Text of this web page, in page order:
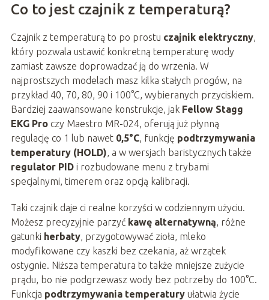
Co to jest czajnik z temperaturą?
Czajnik z temperaturą to po prostu czajnik elektryczny,
który pozwala ustawić konkretną temperaturę wody
zamiast zawsze doprowadzać ją do wrzenia. W
najprostszych modelach masz kilka stałych progów, na
przykład 40, 70, 80, 90 i 100°C, wybieranych przyciskiem.
Bardziej zaawansowane konstrukcje, jak Fellow Stagg
EKG Proczy Maestro MR-024, oferują już płynną
regulację co 1 lub nawet 0,5°C, funkcję podtrzymywania
temperatury (HOLD) , a w wersjach baristycznych także
regulator PIDi rozbudowane menu z trybami
specjalnymi, timerem oraz opcją kalibracji.
Taki czajnik daje ci realne korzyści w codziennym użyciu.
Możesz precyzyjnie parzyć kawę alternatywną , różne
gatunki herbaty, przygotowywać zioła, mleko
modyfikowane czy kaszki bez czekania, aż wrzątek
ostygnie. Niższa temperatura to także mniejsze zużycie
prądu, bo nie podgrzewasz wody bez potrzeby do 100°C.
Funkcja podtrzymywania temperaturyułatwia życie